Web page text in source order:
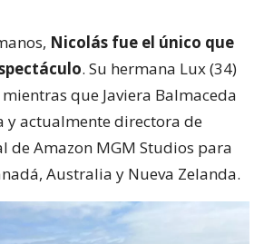
Nicolás fue el único que
. Su hermana Lux (34)
que Javiera Balmaceda
y actualmente directora de
de Amazon MGM Studios para
Australia y Nueva Zelanda.